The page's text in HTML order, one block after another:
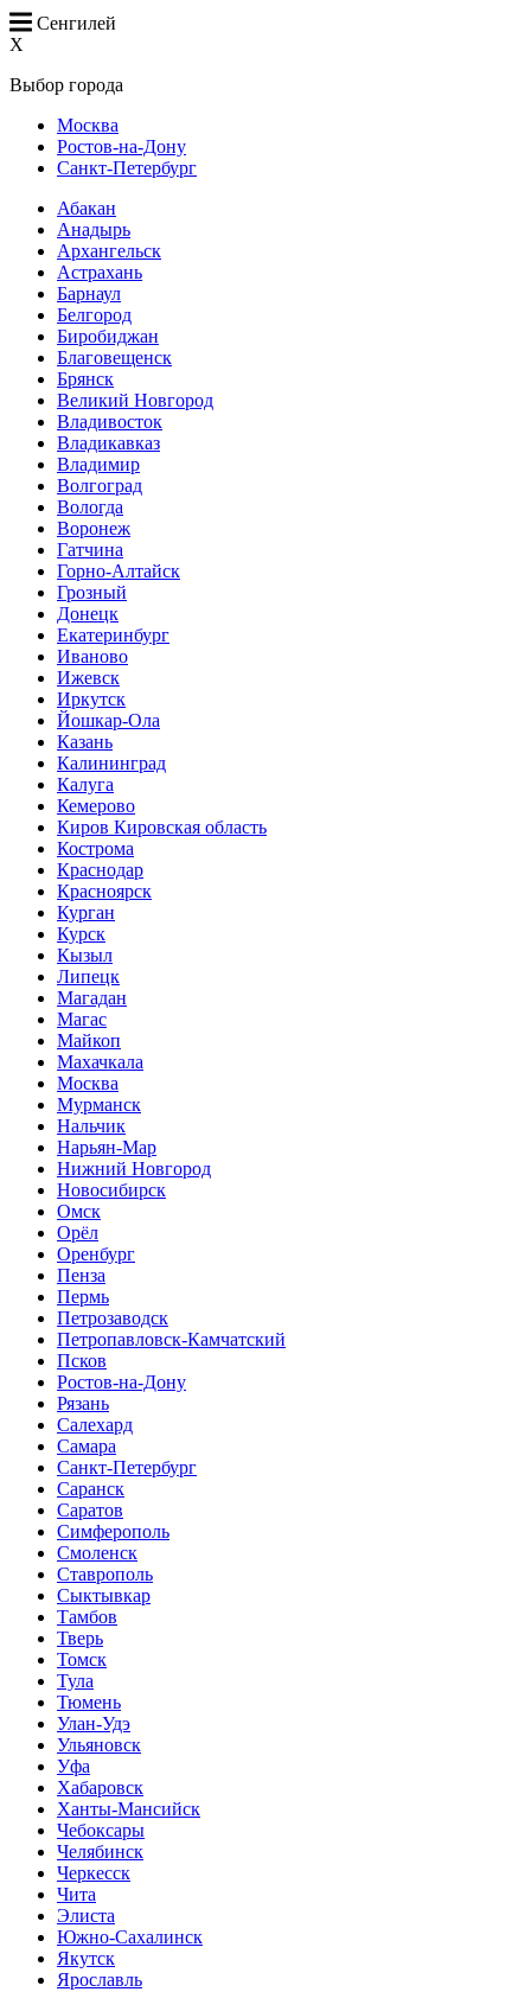
Сенгилей
X
Выбор города
Москва
Ростов-на-Дону
Санкт-Петербург
Абакан
Анадырь
Архангельск
Астрахань
Барнаул
Белгород
Биробиджан
Благовещенск
Брянск
Великий Новгород
Владивосток
Владикавказ
Владимир
Волгоград
Вологда
Воронеж
Гатчина
Горно-Алтайск
Грозный
Донецк
Екатеринбург
Иваново
Ижевск
Иркутск
Йошкар-Ола
Казань
Калининград
Калуга
Кемерово
Киров Кировская область
Кострома
Краснодар
Красноярск
Курган
Курск
Кызыл
Липецк
Магадан
Магас
Майкоп
Махачкала
Москва
Мурманск
Нальчик
Нарьян-Мар
Нижний Новгород
Новосибирск
Омск
Орёл
Оренбург
Пенза
Пермь
Петрозаводск
Петропавловск-Камчатский
Псков
Ростов-на-Дону
Рязань
Салехард
Самара
Санкт-Петербург
Саранск
Саратов
Симферополь
Смоленск
Ставрополь
Сыктывкар
Тамбов
Тверь
Томск
Тула
Тюмень
Улан-Удэ
Ульяновск
Уфа
Хабаровск
Ханты-Мансийск
Чебоксары
Челябинск
Черкесск
Чита
Элиста
Южно-Сахалинск
Якутск
Ярославль